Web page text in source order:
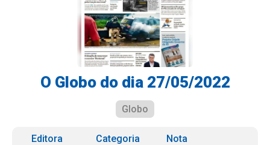
O Globo do dia 27/05/2022
Globo
Editora
Categoria
Nota